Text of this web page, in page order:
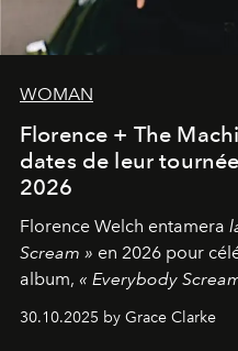
WOMAN
Florence + The
dates de leur
2026
Florence Welch entamera
Scream » en 2026 pour
album, « Everybody
dates nord-américaines
30.10.2025 by Grace Clarke